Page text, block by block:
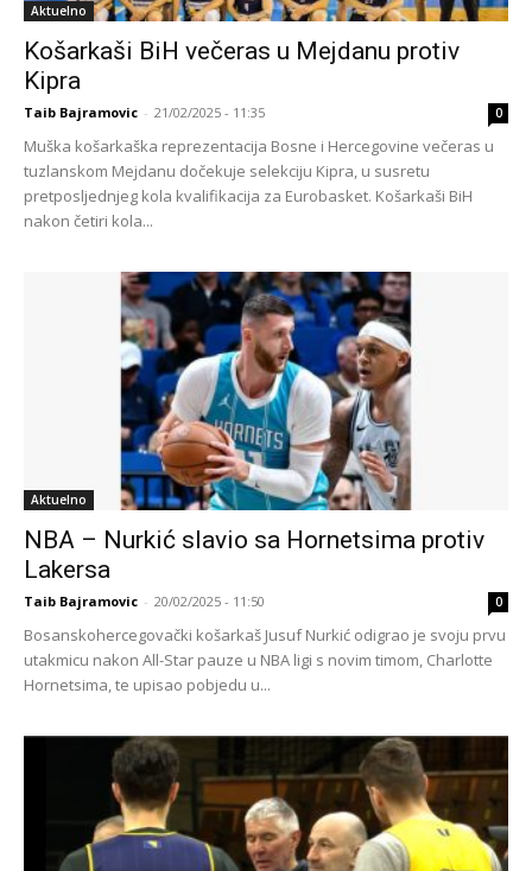
Aktuelno
Košarkaši BiH večeras u Mejdanu protiv
Kipra
Taib Bajramovic - 21/02/2025 - 11:35 0
Muška košarkaška reprezentacija Bosne i Hercegovine večeras u
tuzlanskom Mejdanu dočekuje selekciju Kipra, u susretu
pretposljednjeg kola kvalifikacija za Eurobasket. Košarkaši BiH
nakon četiri kola...
Aktuelno
NBA – Nurkić slavio sa Hornetsima protiv
Lakersa
Taib Bajramovic - 20/02/2025 - 11:50 0
Bosanskohercegovački košarkaš Jusuf Nurkić odigrao je svoju prvu
utakmicu nakon All-Star pauze u NBA ligi s novim timom, Charlotte
Hornetsima, te upisao pobjedu u...